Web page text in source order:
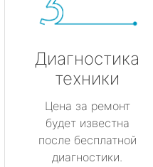
Диагностика
техники
Цена за ремонт
будет известна
после бесплатной
диагностики.